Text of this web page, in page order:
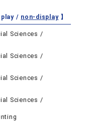
/ non-display】
Sciences /
Sciences /
Sciences /
Sciences /